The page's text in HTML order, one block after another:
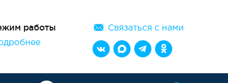
работы Связаться с нами